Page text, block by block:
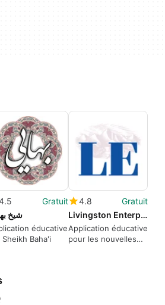
Gratuit
شیخ
éducative
Sheikh Baha'i
4.8
Gratuit
Livingston Enterprise
Application éducative
pour les nouvelles